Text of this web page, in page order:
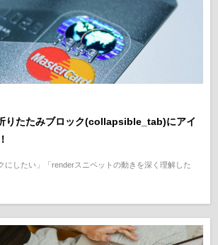
りたたみブロック(collapsible_tab)にアイ
にしたい」「renderスニペットの動きを深く理解した